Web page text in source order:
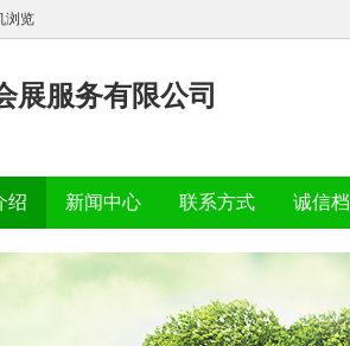
浏览
展服务有限公司
绍 新闻中心 联系方式 诚信